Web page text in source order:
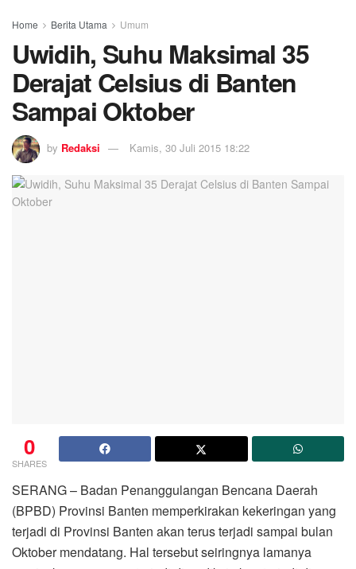
Home Berita Utama Umum
Uwidih, Suhu Maksimal 35
Derajat Celsius di Banten
Sampai Oktober
by Redaksi Kamis, 30 Juli 2015 18:22
0
SHARES
SERANG – Badan Penanggulangan Bencana Daerah
(BPBD) Provinsi Banten memperkirakan kekeringan yang
terjadi di Provinsi Banten akan terus terjadi sampai bulan
Oktober mendatang. Hal tersebut seiringnya lamanya